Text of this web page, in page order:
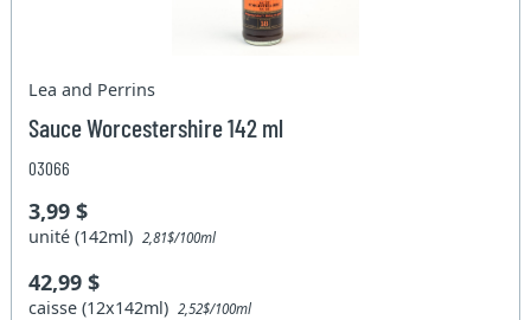
Lea and Perrins
Sauce Worcestershire 142 ml
03066
3,99 $
unité (142ml)2,81$/100ml
42,99 $
caisse (12x142ml)2,52$/100ml